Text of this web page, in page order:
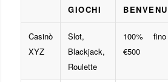
GIOCHI
Casinò
XYZ
Slot,
Blackjack,
Roulette
100%
€500